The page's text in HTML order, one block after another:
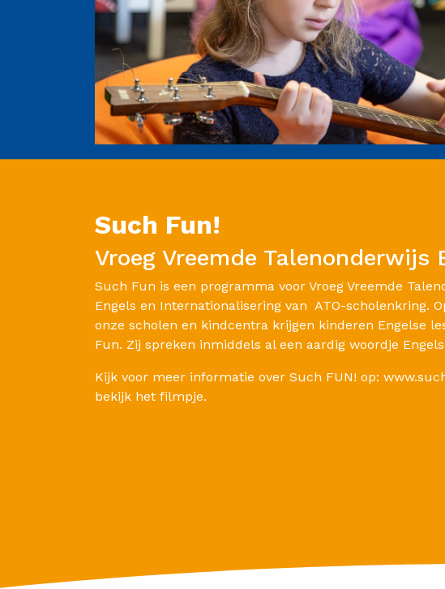
Such Fun!
Vroeg Vreemde Talenonderwijs
Such Fun is een programma voor Vroeg Vreemde
Engels en Internationalisering van ATO-scholenkring.
onze scholen en kindcentra krijgen kinderen Engelse
Fun. Zij spreken inmiddels al een aardig woordje
Kijk voor meer informatie over Such FUN! op:
bekijk het filmpje.